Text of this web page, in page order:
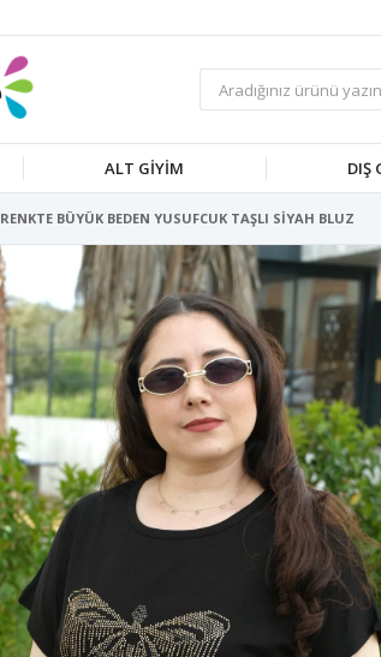
ALT GİYİM DIŞ
RENKTE BÜYÜK BEDEN YUSUFCUK TAŞLI SİYAH BLUZ